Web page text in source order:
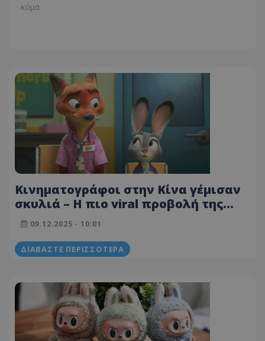
κύμα.
Κινηματογράφοι στην Κίνα γέμισαν
σκυλιά – Η πιο viral προβολή της
χρονιάς
09.12.2025 - 10:01
ΔΙΑΒΆΣΤΕ ΠΕΡΙΣΣΌΤΕΡΑ